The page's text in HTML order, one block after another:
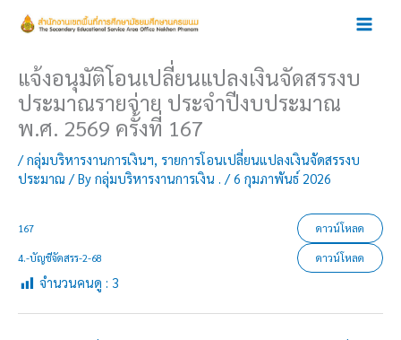
แจ้งอนุมัติโอนเปลี่ยนแปลงเงินจัดสรรงบ
ประมาณรายจ่าย ประจำปีงบประมาณ
พ.ศ. 2569 ครั้งที่ 167
/กลุ่มบริหารงานการเงินฯ, รายการโอนเปลี่ยนแปลงเงินจัดสรรงบ
ประมาณ / By กลุ่มบริหารงานการเงิน . /6 กุมภาพันธ์ 2026
167 ดาวน์โหลด
4.-บัญชีจัดสรร-2-68 ดาวน์โหลด
จำนวนคนดู : 3